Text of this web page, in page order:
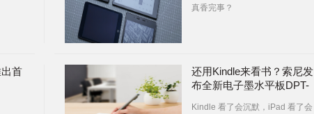
真香完事？
首
还用Kindle来看书？索尼发
布全新电子墨水平板DPT-
Kindle 看了会沉默，iPad 看了会